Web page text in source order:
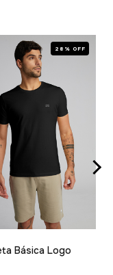
28% OFF
Básica Logo